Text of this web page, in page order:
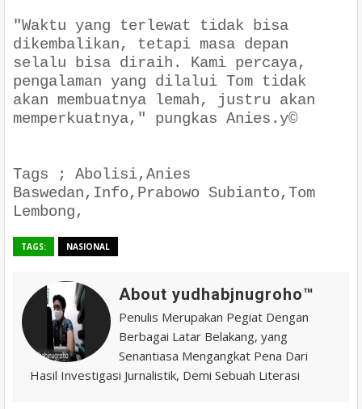
"Waktu yang terlewat tidak bisa
dikembalikan, tetapi masa depan
selalu bisa diraih. Kami percaya,
pengalaman yang dilalui Tom tidak
akan membuatnya lemah, justru akan
memperkuatnya," pungkas Anies.y©
Tags ; Abolisi,Anies
Baswedan,Info,Prabowo Subianto,Tom
Lembong,
TAGS: NASIONAL
About yudhabjnugroho™️
Penulis Merupakan Pegiat Dengan
Berbagai Latar Belakang, yang
Senantiasa Mengangkat Pena Dari
Hasil Investigasi Jurnalistik, Demi Sebuah Literasi